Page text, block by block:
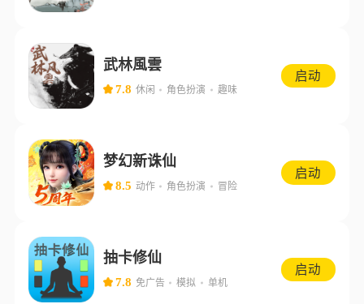
武林風雲
7.8 休闲 角色扮演 趣味
启动
梦幻新诛仙
8.5 动作 角色扮演 冒险
启动
抽卡修仙
7.8 免广告 模拟 单机
启动